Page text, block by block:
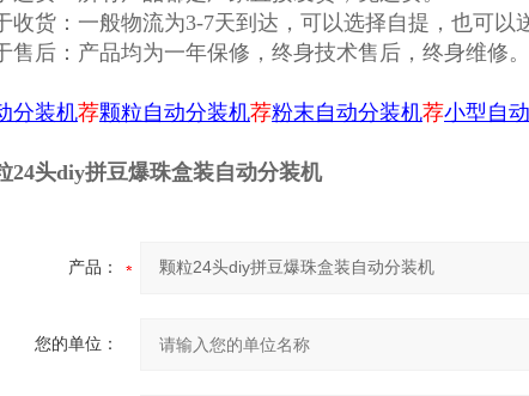
收货：一般物流为3-7天到达，可以选择自提，也可以
售后：产品均为一年保修，终身技术售后，终身维修。
分装机荐颗粒自动分装机荐粉末自动分装机荐小型自
24头diy拼豆爆珠盒装自动分装机
产品：
您的单位：